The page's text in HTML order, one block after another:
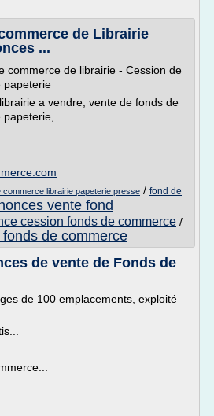
de Librairie
...
commerce de librairie - Cession de
papeterie
a vendre, vente de fonds de
commerce librairie papeterie presse / fond de
vente fond
cession fonds de commerce /
de commerce
de vente de Fonds de
de 100 emplacements, exploité